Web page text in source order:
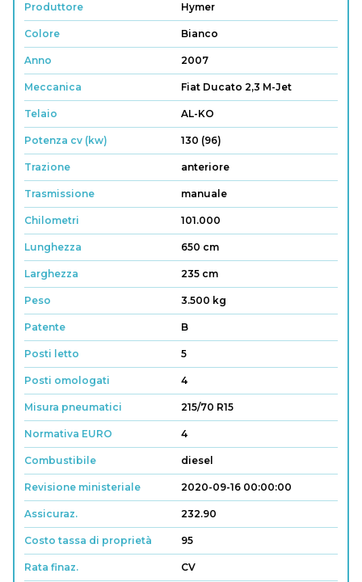
Produttore Hymer
Colore Bianco
Anno 2007
Meccanica Fiat Ducato 2,3 M-Jet
Telaio AL-KO
Potenza cv (kw) 130 (96)
Trazione anteriore
Trasmissione manuale
Chilometri 101.000
Lunghezza 650 cm
Larghezza 235 cm
Peso 3.500 kg
Patente B
Posti letto 5
Posti omologati 4
Misura pneumatici 215/70 R15
Normativa EURO 4
Combustibile diesel
Revisione ministeriale 2020-09-16 00:00:00
Assicuraz. 232.90
Costo tassa di proprietà 95
Rata finaz. CV